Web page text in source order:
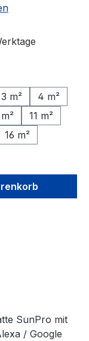
3 m²
4 m²
11 m²
16 m²
SunPro mit
/ Google